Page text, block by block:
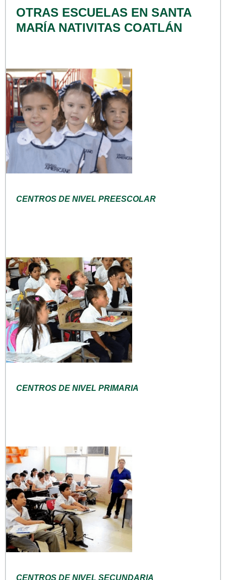
OTRAS ESCUELAS EN SANTA
MARÍA NATIVITAS COATLÁN
CENTROS DE NIVEL PREESCOLAR
CENTROS DE NIVEL PRIMARIA
CENTROS DE NIVEL SECUNDARIA